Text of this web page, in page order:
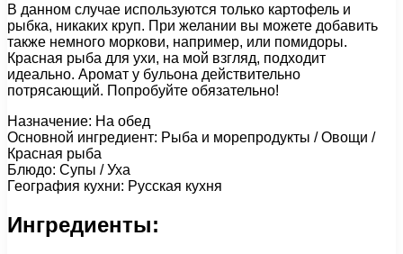
В данном случае используются только картофель и
рыбка, никаких круп. При желании вы можете добавить
также немного моркови, например, или помидоры.
Красная рыба для ухи, на мой взгляд, подходит
идеально. Аромат у бульона действительно
потрясающий. Попробуйте обязательно!
Назначение: На обед
Основной ингредиент: Рыба и морепродукты / Овощи /
Красная рыба
Блюдо: Супы / Уха
География кухни: Русская кухня
Ингредиенты: